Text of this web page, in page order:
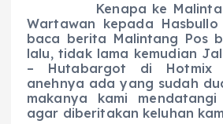
Kenapa ke Malintang
Wartawan kepada
baca berita Malintang Pos
lalu, tidak lama kemudian
– Hutabargot di Hotmix
anehnya ada yang sudah
makanya kami
agar diberitakan keluhan